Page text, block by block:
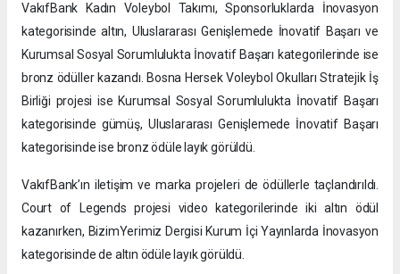
VakıfBank Kadın Voleybol Takımı, Sponsorluklarda İnovasyon
kategorisinde altın, Uluslararası Genişlemede İnovatif Başarı ve
Kurumsal Sosyal Sorumlulukta İnovatif Başarı kategorilerinde ise
bronz ödüller kazandı. Bosna Hersek Voleybol Okulları Stratejik İş
Birliği projesi ise Kurumsal Sosyal Sorumlulukta İnovatif Başarı
kategorisinde gümüş, Uluslararası Genişlemede İnovatif Başarı
kategorisinde ise bronz ödüle layık görüldü.
VakıfBank’ın iletişim ve marka projeleri de ödüllerle taçlandırıldı.
Court of Legends projesi video kategorilerinde iki altın ödül
kazanırken, BizimYerimiz Dergisi Kurum İçi Yayınlarda İnovasyon
kategorisinde de altın ödüle layık görüldü.